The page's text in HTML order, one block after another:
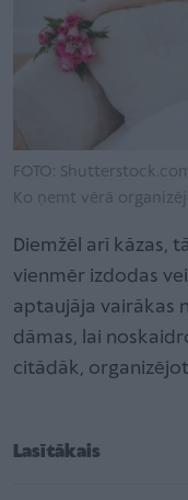
FOTO:
Ko ņemt vērā
Diemžēl arī kāzas,
vienmēr izdodas
aptaujāja vairākas
dāmas, lai
citādāk,
Lasītākais